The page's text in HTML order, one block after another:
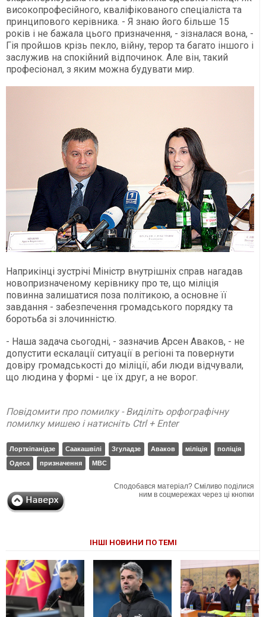
високопрофесійного, кваліфікованого спеціаліста та
принципового керівника. - Я знаю його більше 15
років і не бажала цього призначення, - зізналася вона, -
Гія пройшов крізь пекло, війну, терор та багато іншого і
заслужив на спокійний відпочинок. Але він, такий
професіонал, з яким можна будувати мир.
Наприкінці зустрічі Міністр внутрішніх справ нагадав
новопризначеному керівнику про те, що міліція
повинна залишатися поза політикою, а основне її
завдання - забезпечення громадського порядку та
боротьба зі злочинністю.
- Наша задача сьогодні, - зазначив Арсен Аваков, - не
допустити ескалації ситуації в регіоні та повернути
довіру громадськості до міліції, аби люди відчували,
що людина у формі - це їх друг, а не ворог.
Повідомити про помилку - Виділіть орфографічну
помилку мишею і натисніть Ctrl + Enter
Лорткіпанідзе Саакашвілі Згуладзе Аваков міліція
поліція
Одеса
призначення МВС
Сподобався матеріал? Сміливо поділися
ним в соцмережах через ці кнопки
ІНШІ НОВИНИ ПО ТЕМІ